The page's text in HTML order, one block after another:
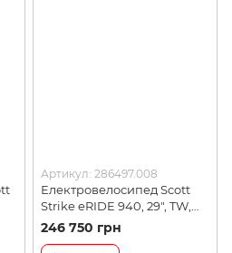
Артикул: 286497.008
Електровелосипед Scott
Strike eRIDE 940, 29", TW,
2021, Blue, M (286497.008)
246 750 грн